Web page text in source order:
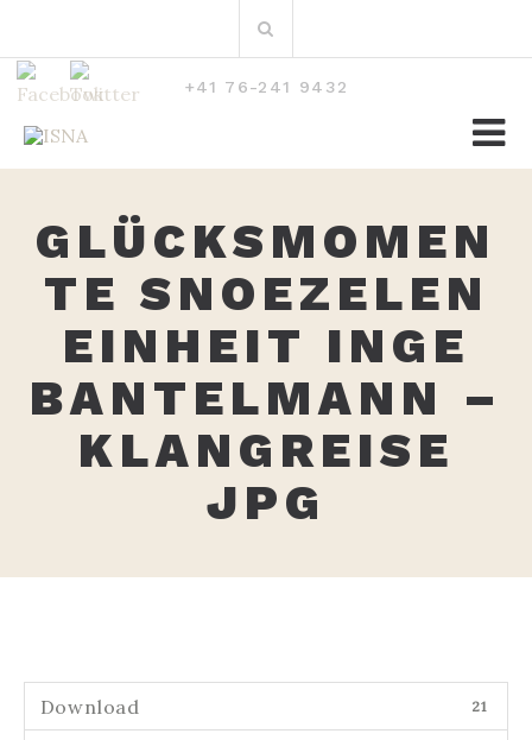
nach:
+41 76-241 9432
GLÜCKSMOMEN
TE SNOEZELEN
EINHEIT INGE
BANTELMANN –
KLANGREISE
JPG
Download 21